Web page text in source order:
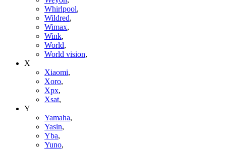
Whirlpool,
Wildred,
Wimax,
Wink,
World,
World vision,
X
Xiaomi,
Xoro,
Xpx,
Xsat,
Y
Yamaha,
Yasin,
Yba,
Yuno,